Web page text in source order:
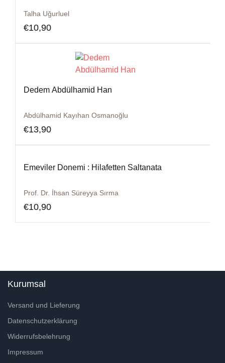
Talha Uğurluel
€10,90
Dedem Abdülhamid Han
Abdülhamid Kayıhan Osmanoğlu
€13,90
Emeviler Donemi : Hilafetten Saltanata
Prof. Dr. İhsan Süreyya Sırma
€10,90
Kurumsal
Versand und Lieferung
Datenschutzerklärung
Widerrufsbelehrung
Impressum